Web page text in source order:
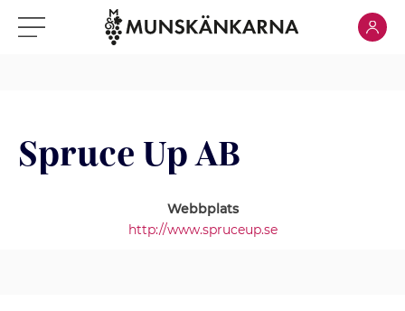
Klicka för meny Klicka
Spruce Up AB
Webbplats
http://www.spruceup.se